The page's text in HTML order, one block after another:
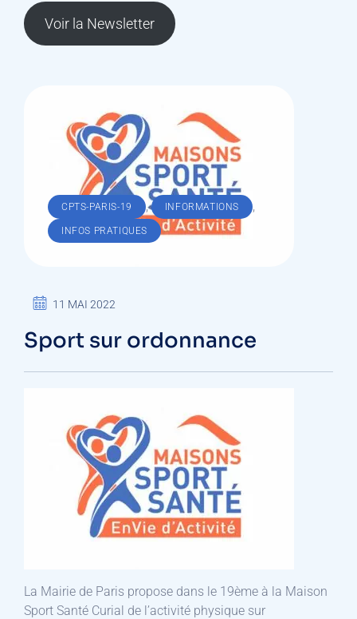
Voir la Newsletter
CPTS-PARIS-19 , INFORMATIONS ,
INFOS PRATIQUES
11 MAI 2022
Sport sur ordonnance
La Mairie de Paris propose dans le 19ème à la Maison
Sport Santé Curial de l’activité physique sur